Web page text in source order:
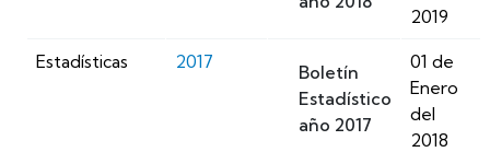
2019
Estadísticas 2017
Boletín
Estadístico
año 2017
01 de
Enero
del
2018